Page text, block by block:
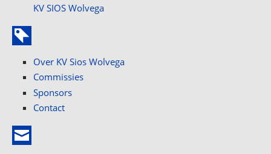
KV SIOS Wolvega
Over KV Sios Wolvega
Commissies
Sponsors
Contact